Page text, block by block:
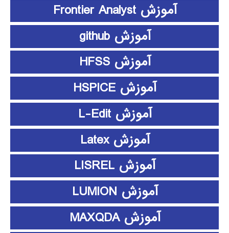
آموزش Frontier Analyst
آموزش github
آموزش HFSS
آموزش HSPICE
آموزش L-Edit
آموزش Latex
آموزش LISREL
آموزش LUMION
آموزش MAXQDA